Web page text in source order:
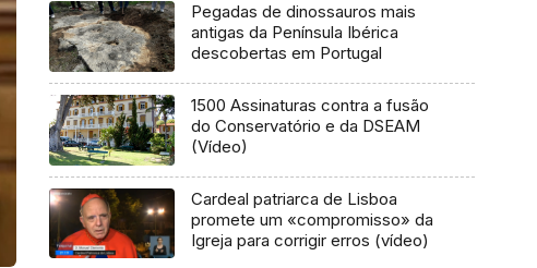
Pegadas de dinossauros mais
antigas da Península Ibérica
descobertas em Portugal
1500 Assinaturas contra a fusão
do Conservatório e da DSEAM
(Vídeo)
Cardeal patriarca de Lisboa
promete um «compromisso» da
Igreja para corrigir erros (vídeo)